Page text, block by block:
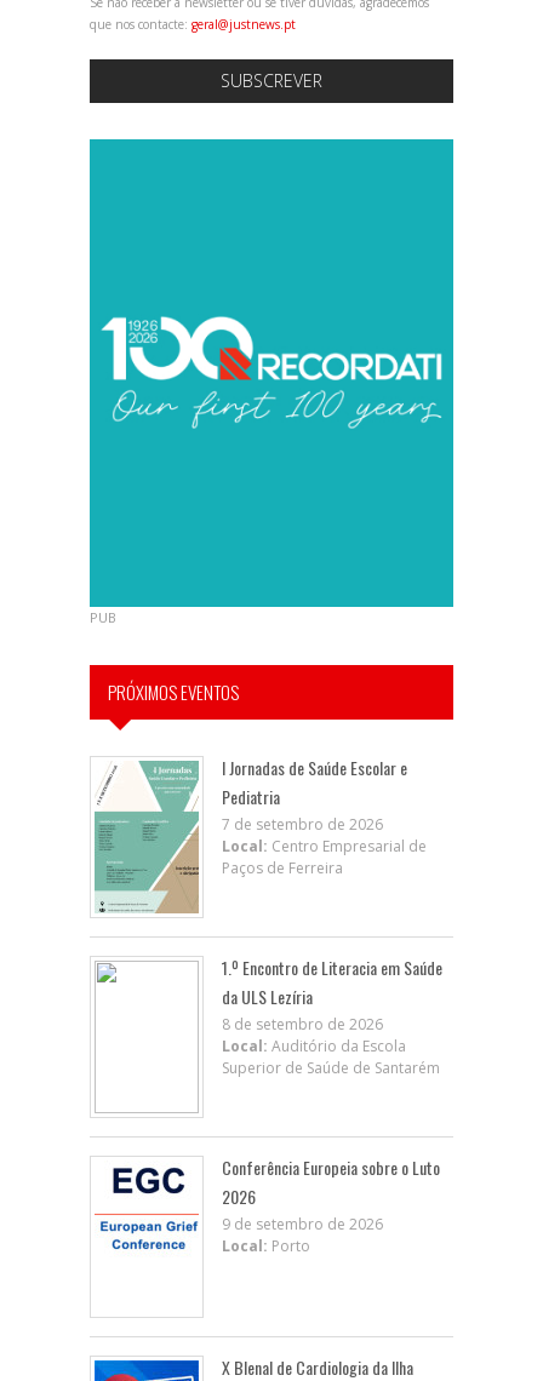
que nos contacte: geral@justnews.pt
SUBSCREVER
PUB
PRÓXIMOS EVENTOS
I Jornadas de Saúde Escolar e
Pediatria
7 de setembro de 2026
Local: Centro Empresarial de
Paços de Ferreira
1.º Encontro de Literacia em Saúde
da ULS Lezíria
8 de setembro de 2026
Local: Auditório da Escola
Superior de Saúde de Santarém
Conferência Europeia sobre o Luto
2026
9 de setembro de 2026
Local: Porto
X BIenal de Cardiologia da Ilha